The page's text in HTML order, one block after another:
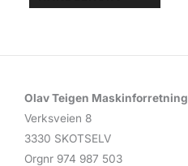
Olav Teigen Maskinforretning
Verksveien 8
3330 SKOTSELV
Orgnr 974 987 503